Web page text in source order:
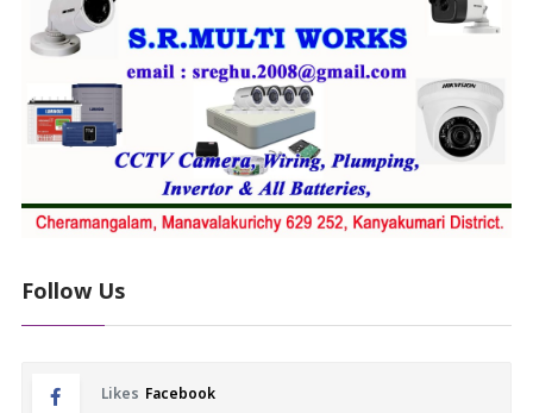
Follow Us
Likes Facebook